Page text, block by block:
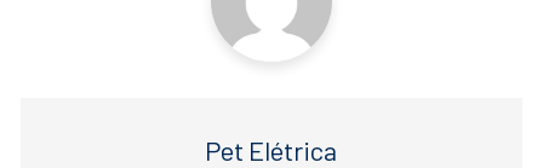
Pet Elétrica